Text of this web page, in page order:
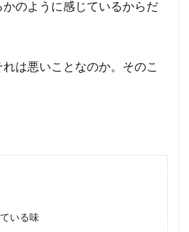
のように感じているからだ
は悪いことなのか。そのこ
いる味